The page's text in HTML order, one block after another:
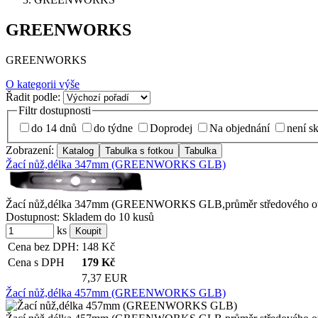
GREENWORKS
GREENWORKS
O kategorii výše
Řadit podle:
Filtr dostupnosti
do 14 dnů
do týdne Doprodej Na objednání
není
Zobrazení:
Žací nůž,délka 347mm (GREENWORKS GLB)
Žací nůž,délka 347mm (GREENWORKS GLB,průměr středového
Dostupnost: Skladem do 10 kusů
ks
Cena bez DPH: 148 Kč
Cena s DPH
179 Kč
7,37 EUR
Žací nůž,délka 457mm (GREENWORKS GLB)